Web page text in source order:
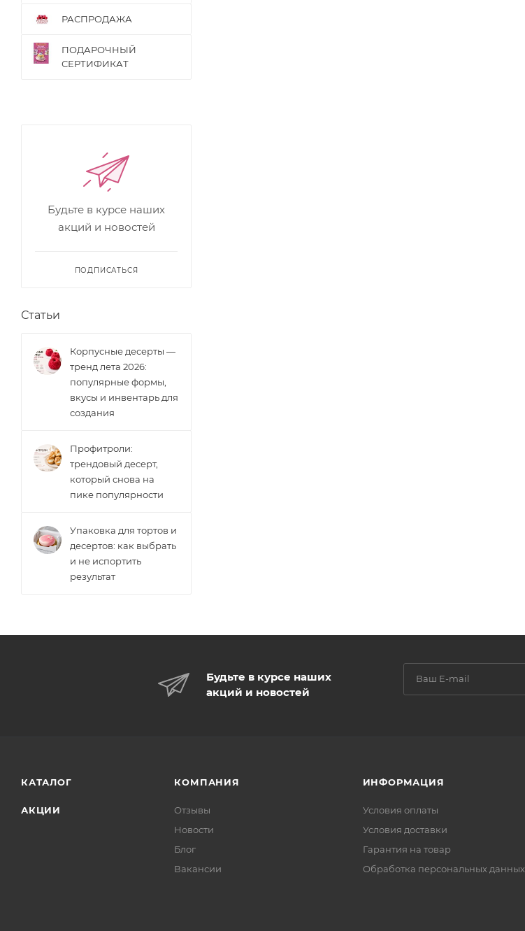
РАСПРОДАЖА
ПОДАРОЧНЫЙ
СЕРТИФИКАТ
Будьте в курсе наших
акций и новостей
ПОДПИСАТЬСЯ
Статьи
Корпусные десерты —
тренд лета 2026:
популярные формы,
вкусы и инвентарь для
создания
Профитроли:
трендовый десерт,
который снова на
пике популярности
Упаковка для тортов и
десертов: как выбрать
и не испортить
результат
Будьте в курсе наших
акций и новостей
КАТАЛОГ
АКЦИИ
КОМПАНИЯ
Отзывы
Новости
Блог
Вакансии
ИНФОРМАЦИЯ
Условия оплаты
Условия доставки
Гарантия на товар
Обработка персональных данных